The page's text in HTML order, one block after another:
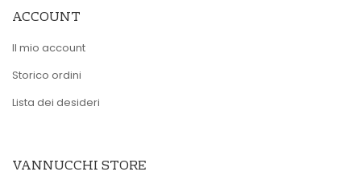
ACCOUNT
Il mio account
Storico ordini
Lista dei desideri
VANNUCCHI STORE